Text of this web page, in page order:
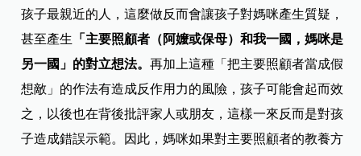
孩子最親近的人，這麼做反而會讓孩子對媽咪產生質疑，
甚至產生 「主要照顧者（阿嬤或保母）和我一國，媽咪是
另一國」的對立想法。再加上這種「把主要照顧者當成假
想敵」的作法有造成反作用力的風險，孩子可能會起而效
之，以後也在背後批評家人或朋友，這樣一來反而是對孩
子造成錯誤示範。因此，媽咪如果對主要照顧者的教養方